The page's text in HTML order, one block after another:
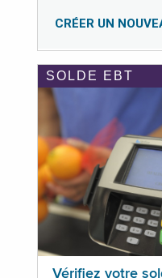
CRÉER UN
SOLDE EBT
Vérifiez votre